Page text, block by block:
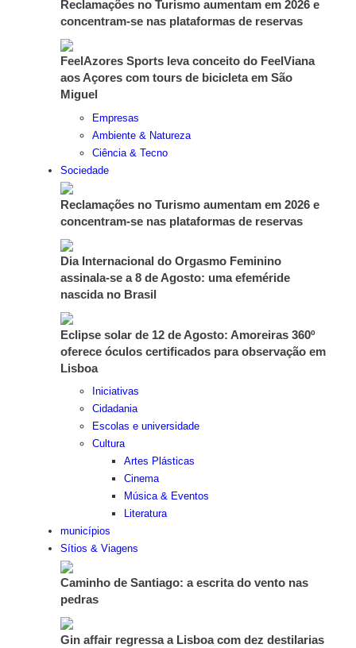
Reclamações no Turismo aumentam em 2026 e
concentram-se nas plataformas de reservas
FeelAzores Sports leva conceito do FeelViana
aos Açores com tours de bicicleta em São
Miguel
Empresas
Ambiente & Natureza
Ciência & Tecno
Sociedade
Reclamações no Turismo aumentam em 2026 e
concentram-se nas plataformas de reservas
Dia Internacional do Orgasmo Feminino
assinala-se a 8 de Agosto: uma efeméride
nascida no Brasil
Eclipse solar de 12 de Agosto: Amoreiras 360º
oferece óculos certificados para observação em
Lisboa
Iniciativas
Cidadania
Escolas e universidade
Cultura
Artes Plásticas
Cinema
Música & Eventos
Literatura
municípios
Sítios & Viagens
Caminho de Santiago: a escrita do vento nas
pedras
Gin affair regressa a Lisboa com dez destilarias